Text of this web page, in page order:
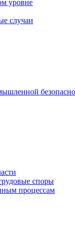
уровне
случаи
споры
процессам